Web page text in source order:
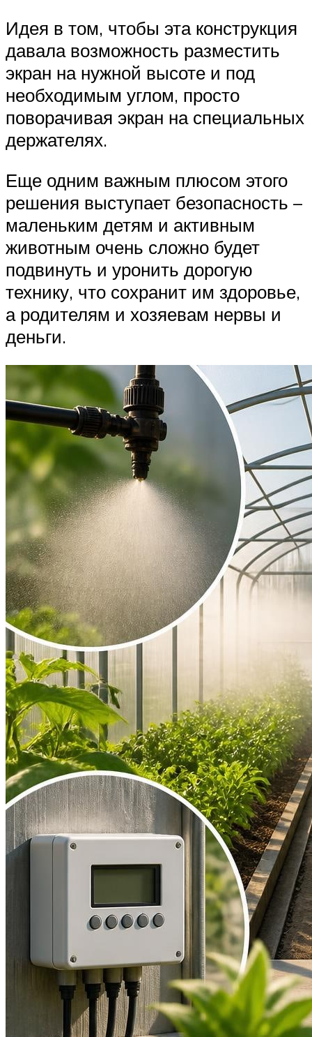
Идея в том, чтобы эта конструкция
давала возможность разместить
экран на нужной высоте и под
необходимым углом, просто
поворачивая экран на специальных
держателях.
Еще одним важным плюсом этого
решения выступает безопасность –
маленьким детям и активным
животным очень сложно будет
подвинуть и уронить дорогую
технику, что сохранит им здоровье,
а родителям и хозяевам нервы и
деньги.